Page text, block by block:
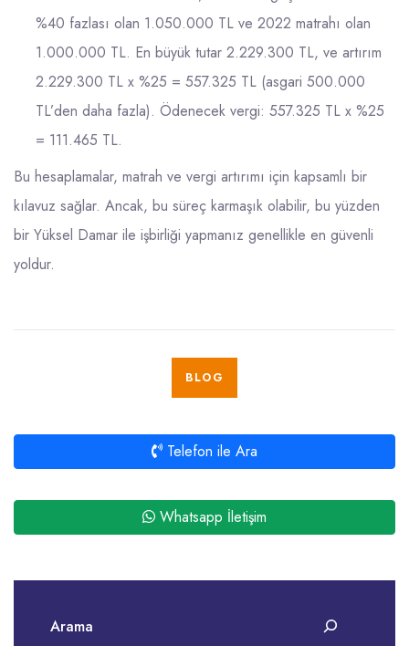
%40 fazlası olan 1.050.000 TL ve 2022 matrahı olan
1.000.000 TL. En büyük tutar 2.229.300 TL, ve artırım
2.229.300 TL x %25 = 557.325 TL (asgari 500.000
TL’den daha fazla). Ödenecek vergi: 557.325 TL x %25
= 111.465 TL.
Bu hesaplamalar, matrah ve vergi artırımı için kapsamlı bir
kılavuz sağlar. Ancak, bu süreç karmaşık olabilir, bu yüzden
bir Yüksel Damar ile işbirliği yapmanız genellikle en güvenli
yoldur.
BLOG
Telefon ile Ara
Whatsapp İletişim